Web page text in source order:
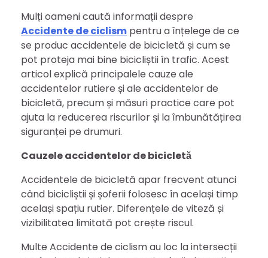
Mulți oameni caută informații despre
Accidente de ciclism pentru a înțelege de ce
se produc accidentele de bicicletă și cum se
pot proteja mai bine bicicliștii în trafic. Acest
articol explică principalele cauze ale
accidentelor rutiere și ale accidentelor de
bicicletă, precum și măsuri practice care pot
ajuta la reducerea riscurilor și la îmbunătățirea
siguranței pe drumuri.
Cauzele accidentelor de bicicletă
Accidentele de bicicletă apar frecvent atunci
când bicicliștii și șoferii folosesc în același timp
același spațiu rutier. Diferențele de viteză și
vizibilitatea limitată pot crește riscul.
Multe Accidente de ciclism au loc la intersecții